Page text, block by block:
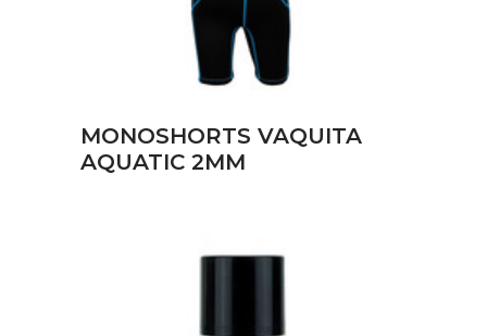
MONOSHORTS VAQUITA
AQUATIC 2MM